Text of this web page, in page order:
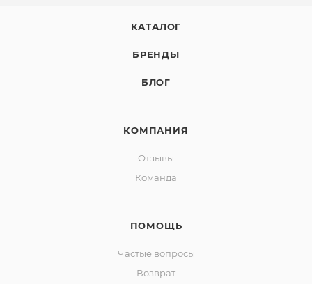
КАТАЛОГ
БРЕНДЫ
БЛОГ
КОМПАНИЯ
Отзывы
Команда
ПОМОЩЬ
Частые вопросы
Возврат